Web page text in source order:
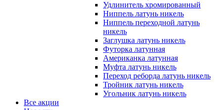
Удлинитель хромированный
Ниппель латунь никель
Ниппель переходной латунь
никель
Заглушка латунь никель
Футорка латунная
Американка латунная
Муфта латунь никель
Переход реборда латунь никель
Тройник латунь никель
Угольник латунь никель
Все акции